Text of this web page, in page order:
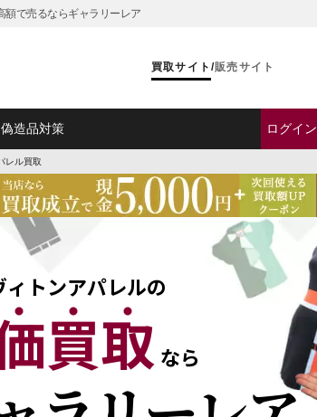
額で売るならギャラリーレア
買取サイト /販売サイト
偽造品対策 ログイ
レル買取
ィトンアパレルの
買取 なら